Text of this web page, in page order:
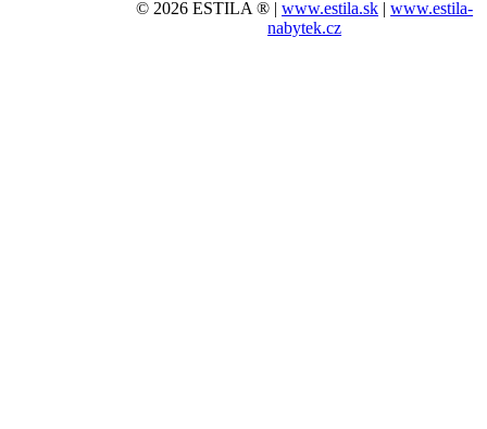
© 2026 ESTILA ® |www.estila.sk |www.estila-
nabytek.cz